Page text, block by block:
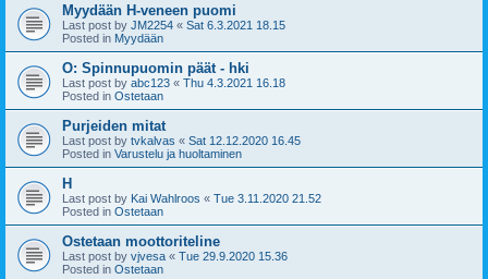
Myydään H-veneen puomi
Last post by JM2254 « Sat 6.3.2021 18.15
Posted in Myydään
O: Spinnupuomin päät - hki
Last post by abc123 « Thu 4.3.2021 16.18
Posted in Ostetaan
Purjeiden mitat
Last post by tvkalvas « Sat 12.12.2020 16.45
Posted in Varustelu ja huoltaminen
H
Last post by Kai Wahlroos « Tue 3.11.2020 21.52
Posted in Ostetaan
Ostetaan moottoriteline
Last post by vjvesa « Tue 29.9.2020 15.36
Posted in Ostetaan